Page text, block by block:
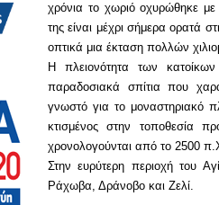
χρόνια το χωριό οχυρώθηκε με
της είναι μέχρι σήμερα ορατά
οπτικά μια έκταση πολλών
Η πλειονότητα των
παραδοσιακά σπίτια που
γνωστό για το μοναστηριακό
κτισμένος στην τοποθεσία
χρονολογούνται από το 2500
Στην ευρύτερη περιοχή του
Ράχωβα, Δράνοβο και Ζελί.